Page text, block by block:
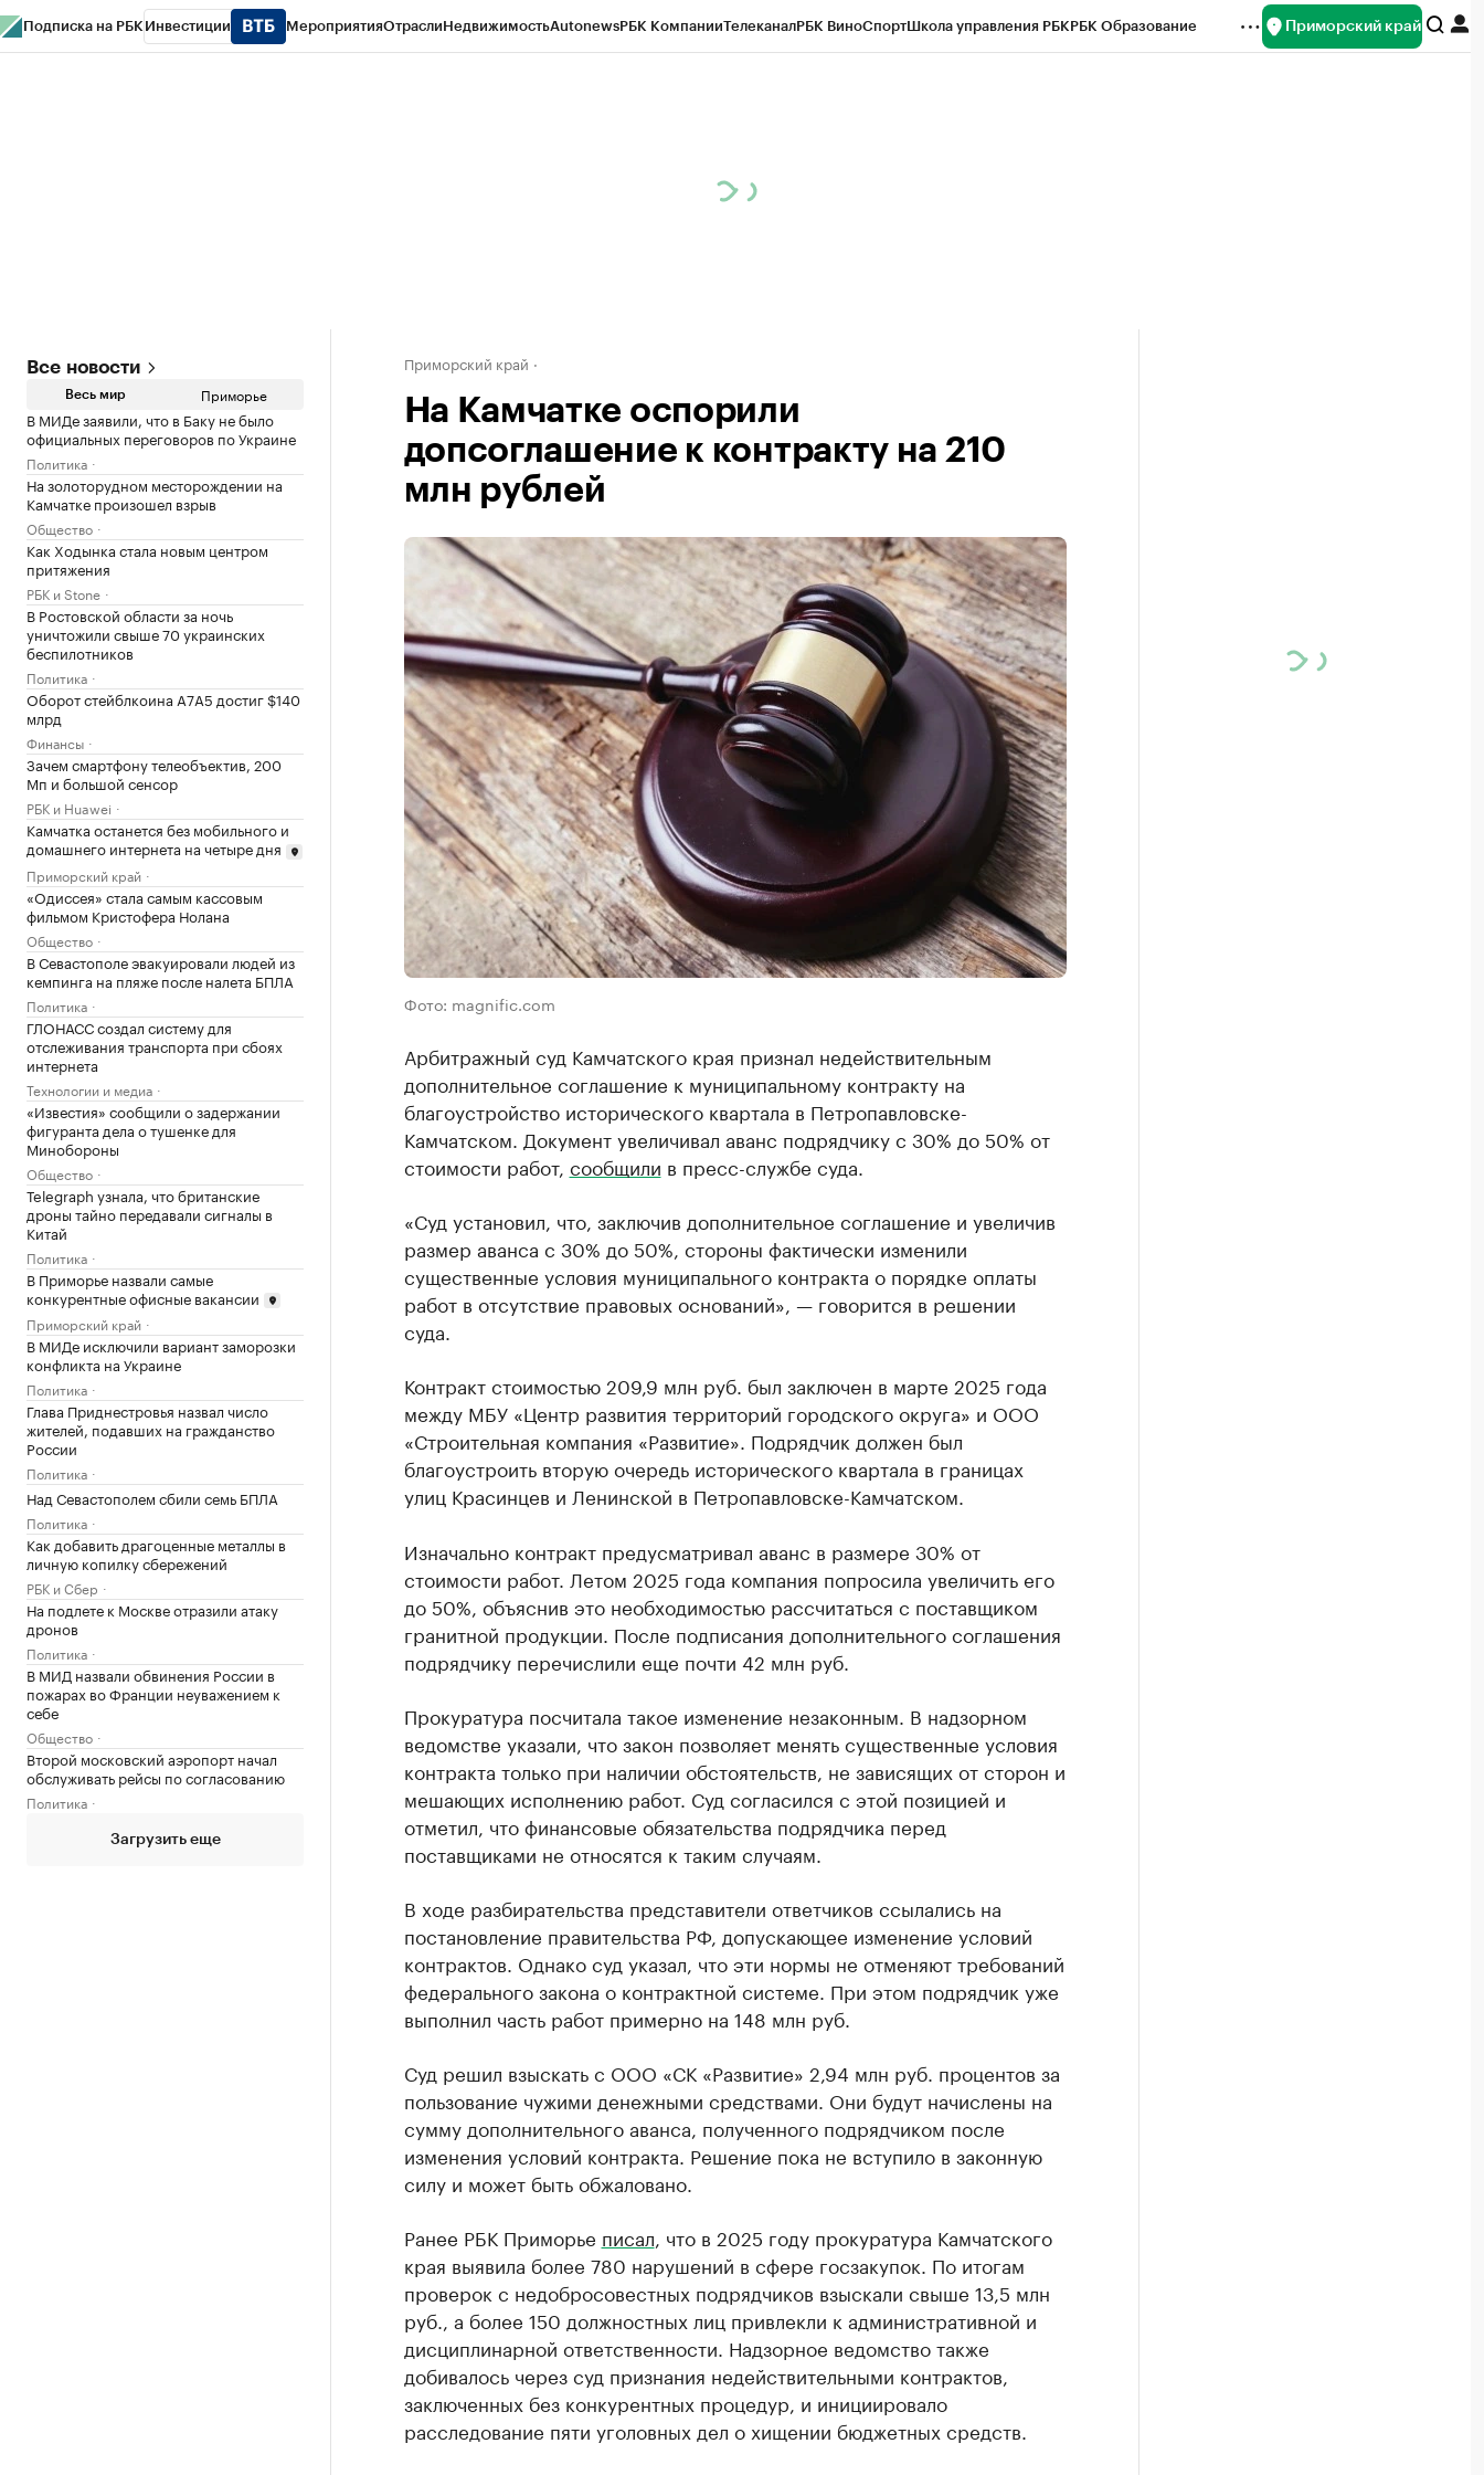
Подписка на РБК Инвестиции МероприятияОтраслиНедвижимостьAutonewsРБК КомпанииТелеканалРБК ВиноСпортШкола управления РБКРБК Образование Приморский край
Все новости
Весь мир Приморье
В МИДе заявили, что в Баку не было
официальных переговоров по Украине
Политика
На золоторудном месторождении на
Камчатке произошел взрыв
Общество
Как Ходынка стала новым центром
притяжения
РБК и Stone
В Ростовской области за ночь
уничтожили свыше 70 украинских
беспилотников
Политика
Оборот стейблкоина А7А5 достиг $140
млрд
Финансы
Зачем смартфону телеобъектив, 200
Мп и большой сенсор
РБК и Huawei
Камчатка останется без мобильного и
домашнего интернета на четыре дня
Приморский край
«Одиссея» стала самым кассовым
фильмом Кристофера Нолана
Общество
В Севастополе эвакуировали людей из
кемпинга на пляже после налета БПЛА
Политика
ГЛОНАСС создал систему для
отслеживания транспорта при сбоях
интернета
Технологии и медиа
«Известия» сообщили о задержании
фигуранта дела о тушенке для
Минобороны
Общество
Telegraph узнала, что британские
дроны тайно передавали сигналы в
Китай
Политика
В Приморье назвали самые
конкурентные офисные вакансии
Приморский край
В МИДе исключили вариант заморозки
конфликта на Украине
Политика
Глава Приднестровья назвал число
жителей, подавших на гражданство
России
Политика
Над Севастополем сбили семь БПЛА
Политика
Как добавить драгоценные металлы в
личную копилку сбережений
РБК и Сбер
На подлете к Москве отразили атаку
дронов
Политика
В МИД назвали обвинения России в
пожарах во Франции неуважением к
себе
Общество
Второй московский аэропорт начал
обслуживать рейсы по согласованию
Политика
Загрузить еще
Приморский край
На Камчатке оспорили
допсоглашение к контракту на 210
млн рублей
Фото: magnific.com
Арбитражный суд Камчатского края признал недействительным
дополнительное соглашение к муниципальному контракту на
благоустройство исторического квартала в Петропавловске-
Камчатском. Документ увеличивал аванс подрядчику с 30% до 50% от
стоимости работ, сообщили в пресс-службе суда.
«Суд установил, что, заключив дополнительное соглашение и увеличив
размер аванса с 30% до 50%, стороны фактически изменили
существенные условия муниципального контракта о порядке оплаты
работ в отсутствие правовых оснований», — говорится в решении
суда.
Контракт стоимостью 209,9 млн руб. был заключен в марте 2025 года
между МБУ «Центр развития территорий городского округа» и ООО
«Строительная компания «Развитие». Подрядчик должен был
благоустроить вторую очередь исторического квартала в границах
улиц Красинцев и Ленинской в Петропавловске-Камчатском.
Изначально контракт предусматривал аванс в размере 30% от
стоимости работ. Летом 2025 года компания попросила увеличить его
до 50%, объяснив это необходимостью рассчитаться с поставщиком
гранитной продукции. После подписания дополнительного соглашения
подрядчику перечислили еще почти 42 млн руб.
Прокуратура посчитала такое изменение незаконным. В надзорном
ведомстве указали, что закон позволяет менять существенные условия
контракта только при наличии обстоятельств, не зависящих от сторон и
мешающих исполнению работ. Суд согласился с этой позицией и
отметил, что финансовые обязательства подрядчика перед
поставщиками не относятся к таким случаям.
В ходе разбирательства представители ответчиков ссылались на
постановление правительства РФ, допускающее изменение условий
контрактов. Однако суд указал, что эти нормы не отменяют требований
федерального закона о контрактной системе. При этом подрядчик уже
выполнил часть работ примерно на 148 млн руб.
Суд решил взыскать с ООО «СК «Развитие» 2,94 млн руб. процентов за
пользование чужими денежными средствами. Они будут начислены на
сумму дополнительного аванса, полученного подрядчиком после
изменения условий контракта. Решение пока не вступило в законную
силу и может быть обжаловано.
Ранее РБК Приморье писал , что в 2025 году прокуратура Камчатского
края выявила более 780 нарушений в сфере госзакупок. По итогам
проверок с недобросовестных подрядчиков взыскали свыше 13,5 млн
руб., а более 150 должностных лиц привлекли к административной и
дисциплинарной ответственности. Надзорное ведомство также
добивалось через суд признания недействительными контрактов,
заключенных без конкурентных процедур, и инициировало
расследование пяти уголовных дел о хищении бюджетных средств.